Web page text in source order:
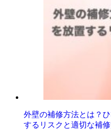
外壁の補修方法とは？
するリスクと適切な補